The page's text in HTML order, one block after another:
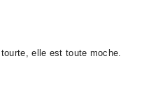
elle est toute moche.